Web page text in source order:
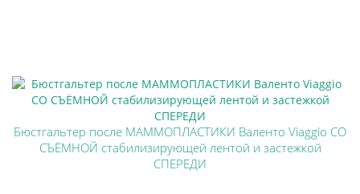
Бюстгальтер после МАММОПЛАСТИКИ Валенто Viaggio СО
СЪЁМНОЙ стабилизирующей лентой и застежкой
СПЕРЕДИ